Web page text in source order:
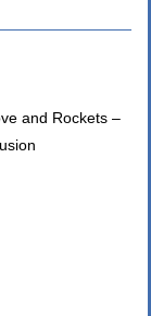
and Rockets –